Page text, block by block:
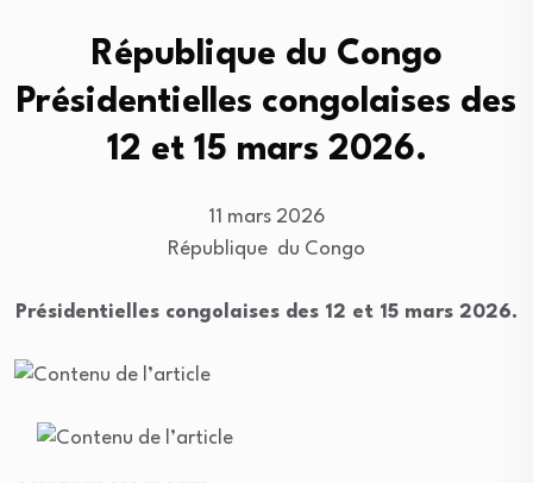
République du Congo
Présidentielles congolaises des
12 et 15 mars 2026.
11 mars 2026
République du Congo
Présidentielles congolaises des 12 et 15 mars 2026.